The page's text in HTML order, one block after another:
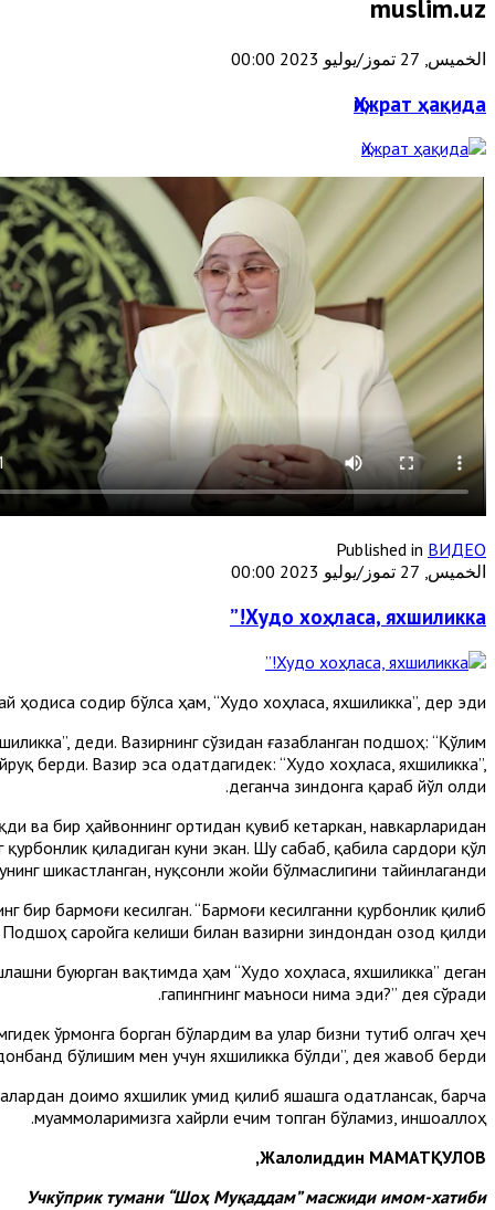
muslim.uz
الخميس, 27 تموز/يوليو 2023 00:00
Ҳижрат ҳақида
Published in ВИДЕО
الخميس, 27 تموز/يوليو 2023 00:00
Худо хоҳласа, яхшиликка!”
ҳодиса содир бўлса ҳам, “Худо хоҳласа, яхшиликка”, дер эди.
деди. Вазирнинг сўзидан ғазабланган подшоҳ: “Қўлим
берди. Вазир эса одатдагидек: “Худо хоҳласа, яхшиликка”,
деганча зиндонга қараб йўл олди.
ва бир ҳайвоннинг ортидан қувиб кетаркан, навкарларидан
қиладиган куни экан. Шу сабаб, қабила сардори қўл
шикастланган, нуқсонли жойи бўлмаслигини тайинлаганди.
бармоғи кесилган. “Бармоғи кесилганни қурбонлик қилиб
саройга келиши билан вазирни зиндондан озод қилди.
буюрган вақтимда ҳам “Худо хоҳласа, яхшиликка” деган
гапингнинг маъноси нима эди?” дея сўради.
ўрмонга борган бўлардим ва улар бизни тутиб олгач ҳеч
бўлишим мен учун яхшиликка бўлди”, дея жавоб берди.
доимо яхшилик умид қилиб яшашга одатлансак, барча
муаммоларимизга хайрли ечим топган бўламиз, иншоаллоҳ.
Жалолиддин МАМАТҚУЛОВ,
Учкўприк тумани “Шоҳ Муқаддам” масжиди имом-хатиби